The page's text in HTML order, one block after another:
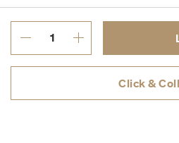
Click &
CVR: